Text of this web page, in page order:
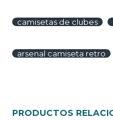
camisetas de clubes
arsenal camiseta retro
PRODUCTOS